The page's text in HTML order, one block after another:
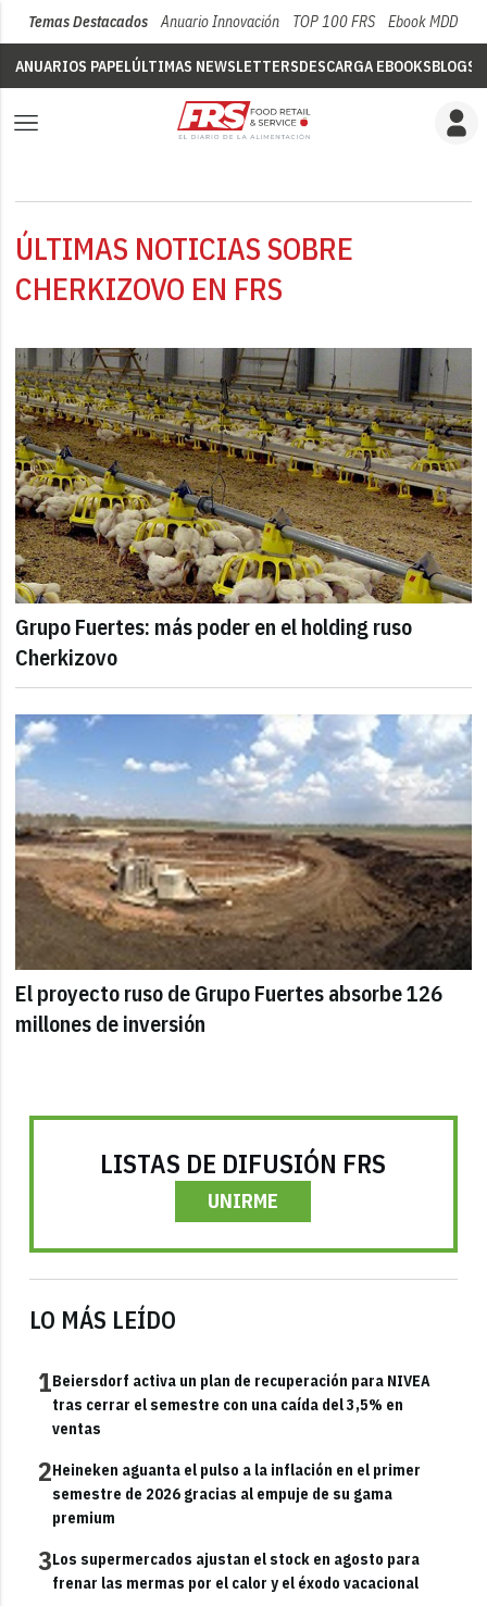
Temas Destacados Anuario Innovación TOP 100 FRS Ebook MDD
ANUARIOS PAPELÚLTIMAS NEWSLETTERSDESCARGA EBOOKSBLOGS
ÚLTIMAS NOTICIAS SOBRE
CHERKIZOVO EN FRS
Grupo Fuertes: más poder en el holding ruso
Cherkizovo
El proyecto ruso de Grupo Fuertes absorbe 126
millones de inversión
LISTAS DE DIFUSIÓN FRS
UNIRME
LO MÁS LEÍDO
1Beiersdorf activa un plan de recuperación para NIVEA
tras cerrar el semestre con una caída del 3,5% en
ventas
2Heineken aguanta el pulso a la inflación en el primer
semestre de 2026 gracias al empuje de su gama
premium
3Los supermercados ajustan el stock en agosto para
frenar las mermas por el calor y el éxodo vacacional